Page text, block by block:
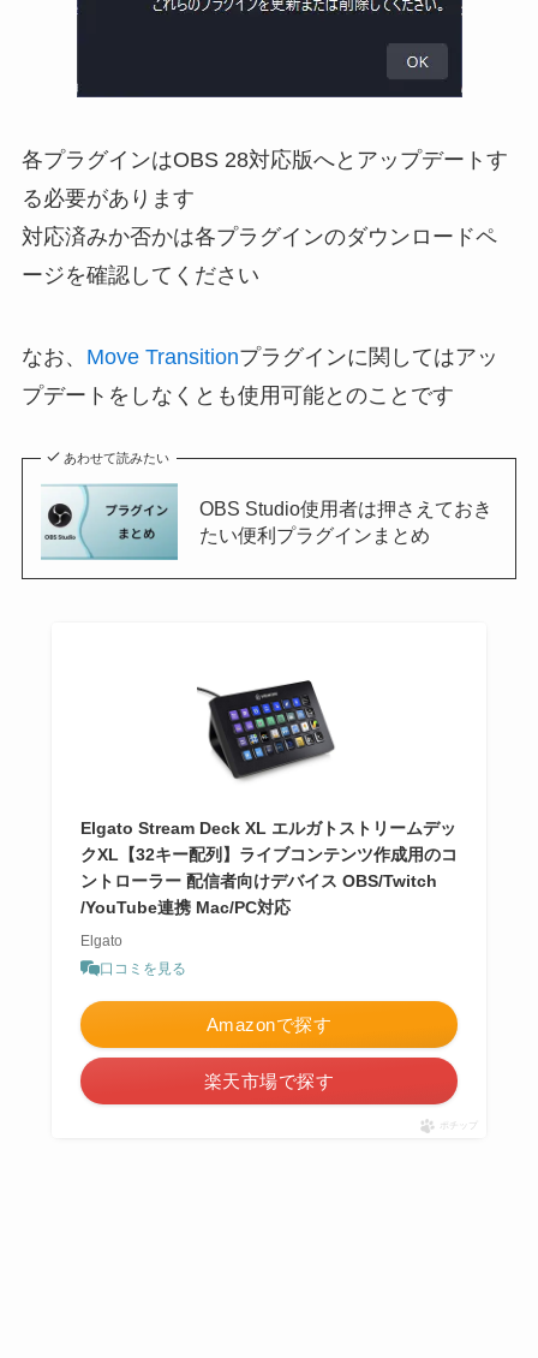
各プラグインはOBS 28対応版へとアップデートす
る必要があります
対応済みか否かは各プラグインのダウンロードペ
ージを確認してください
なお、 Move Transitionプラグインに関してはアッ
プデートをしなくとも使用可能とのことです
あわせて読みたい
OBS Studio使用者は押さえておき
たい便利プラグインまとめ
Elgato Stream Deck XL エルガトストリームデッ
クXL【32キー配列】ライブコンテンツ作成用のコ
ントローラー 配信者向けデバイス OBS/Twitch​
/YouTube連携 Mac/PC対応
Elgato
口コミを見る
Amazonで探す
楽天市場で探す
ポチップ